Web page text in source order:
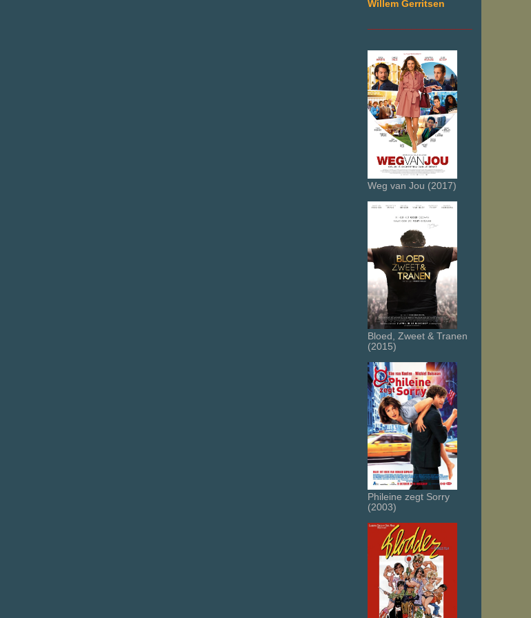
Willem Gerritsen
Weg van Jou (2017)
Bloed, Zweet & Tranen
(2015)
Phileine zegt Sorry
(2003)